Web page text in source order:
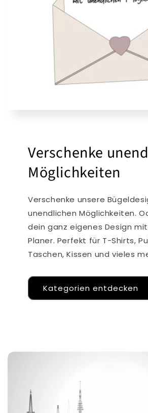
Verschenke
Möglichkeiten
Verschenke unsere
unendlichen Möglichkeiten.
dein ganz eigenes Design
Planer. Perfekt für T-Shirts,
Taschen, Kissen und vieles
Kategorien entdecken